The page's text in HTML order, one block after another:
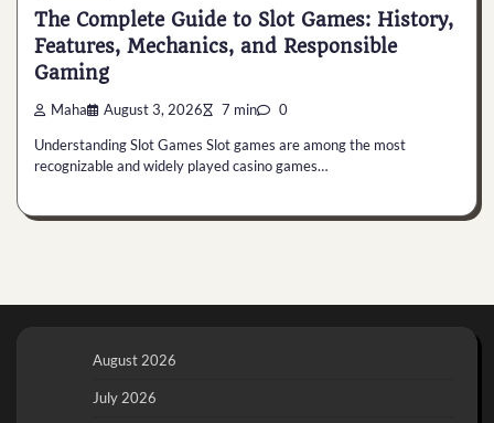
The Complete Guide to Slot Games: History,
Features, Mechanics, and Responsible
Gaming
Maha August 3, 2026 7 min 0
Understanding Slot Games Slot games are among the most
recognizable and widely played casino games…
August 2026
July 2026